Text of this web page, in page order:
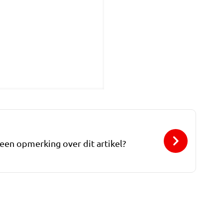
opmerking over dit artikel?